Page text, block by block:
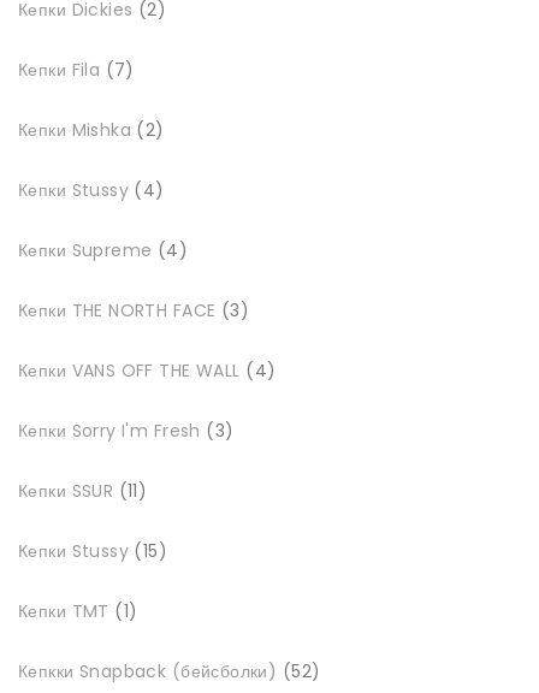
Кепки Dickies 2товари
Кепки Fila 7товарів
Кепки Mishka 2товари
Кепки Stussy 4товари
Кепки Supreme 4товари
Кепки THE NORTH FACE 3товари
Кепки VANS OFF THE WALL 4товари
Кепки Sorry I'm Fresh 3товари
Кепки SSUR 11товарів
Кепки Stussy 15товарів
Кепки TMT 1товар
Кепкки Snapback (бейсболки) 52товари